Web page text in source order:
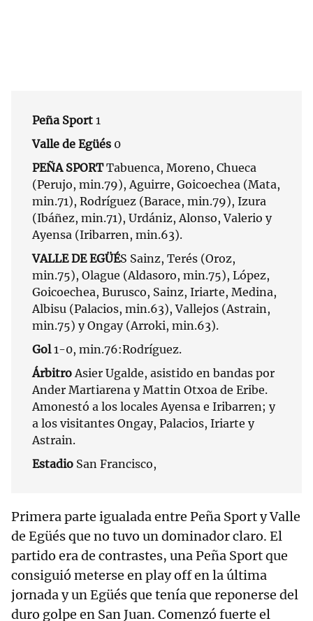
Peña Sport 1
Valle de Egüés 0
PEÑA SPORTTabuenca, Moreno, Chueca
(Perujo, min.79), Aguirre, Goicoechea (Mata,
min.71), Rodríguez (Barace, min.79), Izura
(Ibáñez, min.71), Urdániz, Alonso, Valerio y
Ayensa (Iribarren, min.63).
VALLE DE EGÜÉS Sainz, Terés (Oroz,
min.75), Olague (Aldasoro, min.75), López,
Goicoechea, Burusco, Sainz, Iriarte, Medina,
Albisu (Palacios, min.63), Vallejos (Astrain,
min.75) y Ongay (Arroki, min.63).
Gol1-0, min.76:Rodríguez.
ÁrbitroAsier Ugalde, asistido en bandas por
Ander Martiarena y Mattin Otxoa de Eribe.
Amonestó a los locales Ayensa e Iribarren; y
a los visitantes Ongay, Palacios, Iriarte y
Astrain.
Estadio San Francisco,
Primera parte igualada entre Peña Sport y Valle
de Egüés que no tuvo un dominador claro. El
partido era de contrastes, una Peña Sport que
consiguió meterse en play off en la última
jornada y un Egüés que tenía que reponerse del
duro golpe en San Juan. Comenzó fuerte el